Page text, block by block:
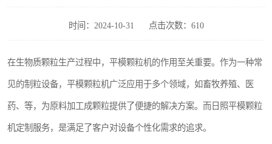
时间：2024-10-31 点击次数：610
在生物质颗粒生产过程中，平模颗粒机的作用至关重要。作为一种常
见的制粒设备，平模颗粒机广泛应用于多个领域，如畜牧养殖、医
药、等，为原料加工成颗粒提供了便捷的解决方案。而日照平模颗粒
机定制服务，是满足了客户对设备个性化需求的追求。
滚筒筛
锯末滚筒筛